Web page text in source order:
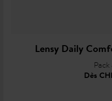
Lensy Daily
Dès